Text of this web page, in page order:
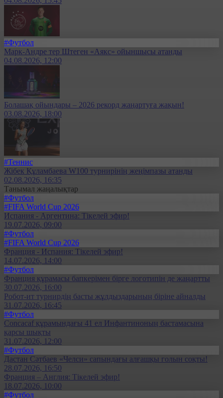
#Футбол
Марк-Андре тер Штеген «Аякс» ойыншысы атанды
04.08.2026, 12:00
Болашақ ойындары – 2026 рекорд жаңартуға жақын!
03.08.2026, 18:00
#Теннис
Жібек Құламбаева W100 турнирінің жеңімпазы атанды
02.08.2026, 16:35
Танымал жаңалықтар
#Футбол
#FIFA World Cup 2026
Испания - Аргентина: Тікелей эфир!
19.07.2026, 09:00
#Футбол
#FIFA World Cup 2026
Франция - Испания: Тікелей эфир!
14.07.2026, 14:00
#Футбол
Франция құрамасы бапкерімен бірге логотипін де жаңартты
30.07.2026, 16:00
Робот-ит турнирдің басты жұлдыздарының біріне айналды
31.07.2026, 16:45
#Футбол
Concacaf құрамындағы 41 ел Инфантиноның бастамасына
қарсы шықты
31.07.2026, 12:00
#Футбол
Дастан Сәтбаев «Челси» сапындағы алғашқы голын соқты!
28.07.2026, 16:50
Франция – Англия: Тікелей эфир!
18.07.2026, 10:00
#Футбол